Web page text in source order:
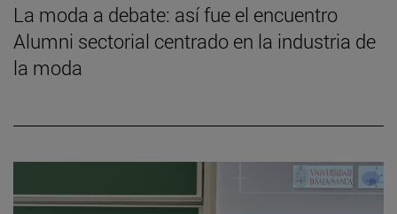
La moda a debate: así fue el encuentro
Alumni sectorial centrado en la industria de
la moda